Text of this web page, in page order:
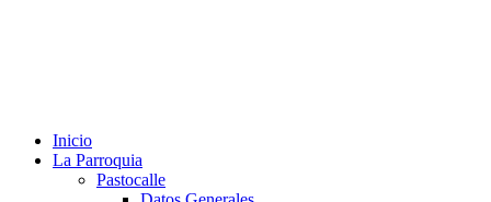
Inicio
La Parroquia
Pastocalle